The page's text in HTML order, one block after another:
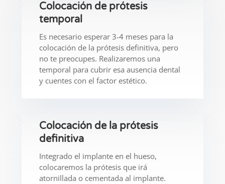
Colocación de prótesis
temporal
Es necesario esperar 3-4meses para la
colocación de la prótesis definitiva, pero
no te preocupes. Realizaremos una
temporal para cubrir esa ausencia dental
y cuentes con el factor estético.
Colocación de la prótesis
definitiva
Integrado el implante en el hueso,
colocaremos la prótesis que irá
atornillada o cementada al implante.